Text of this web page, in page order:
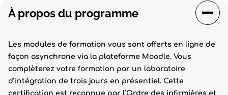
À propos du programme
Les modules de formation vous sont offerts en ligne de
façon asynchrone via la plateforme Moodle. Vous
complèterez votre formation par un laboratoire
d’intégration de trois jours en présentiel. Cette
certification est reconnue par l’Ordre des infirmières et